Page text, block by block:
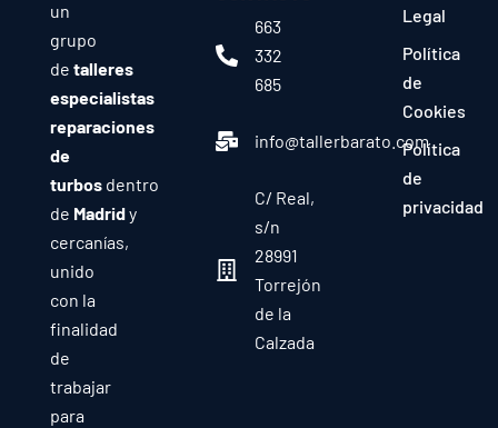
un
grupo
de talleres
especialistas
reparaciones
de
turbosdentro
de Madridy
cercanías,
unido
con la
finalidad
de
trabajar
para
663
332
685
info@tallerbarato.com
C/ Real,
s/n
28991
Torrejón
de la
Calzada
Legal
Política
de
Cookies
Política
de
privacidad